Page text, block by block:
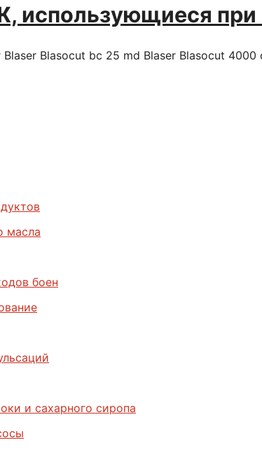
использующиеся при
Blasocut bc 25 md Blaser Blasocut 4000
масла
боен
и сахарного сиропа